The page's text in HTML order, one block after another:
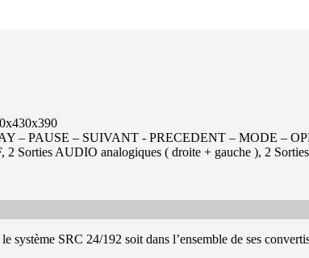
– PAUSE – SUIVANT - PRECEDENT – MODE –
2 Sorties AUDIO analogiques ( droite + gauche ), 2
SRC 24/192 soit dans l’ensemble de ses